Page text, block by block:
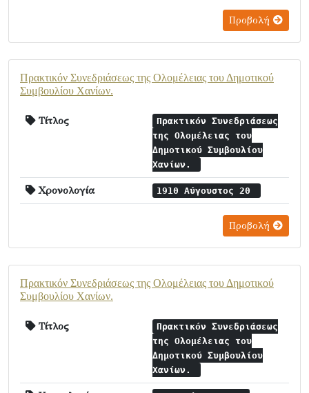
Προβολή
Πρακτικόν Συνεδριάσεως της Ολομέλειας του Δημοτικού
Συμβουλίου Χανίων.
Τίτλος
Πρακτικόν Συνεδριάσεως
της Ολομέλειας του
Δημοτικού Συμβουλίου
Χανίων.
Χρονολογία 1910 Αύγουστος 20
Προβολή
Πρακτικόν Συνεδριάσεως της Ολομέλειας του Δημοτικού
Συμβουλίου Χανίων.
Τίτλος
Πρακτικόν Συνεδριάσεως
της Ολομέλειας του
Δημοτικού Συμβουλίου
Χανίων.